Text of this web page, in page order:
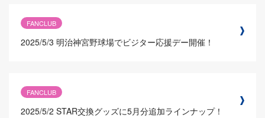
FANCLUB
2025/5/3 明治神宮野球場でビジター応援デー開催！
FANCLUB
2025/5/2 STAR交換グッズに5月分追加ラインナップ！